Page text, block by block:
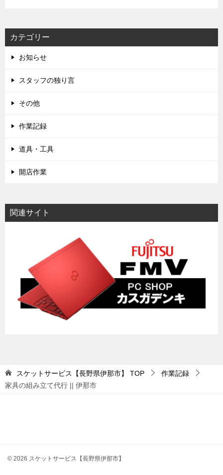
カテゴリー
お知らせ
スタッフの独り言
その他
作業記録
道具・工具
開店作業
関連サイト
スケットサービス【長野県伊那市】 TOP
作業記録
家具の組み立て代行 || 伊那市
© 2026 スケットサービス【長野県伊那市】